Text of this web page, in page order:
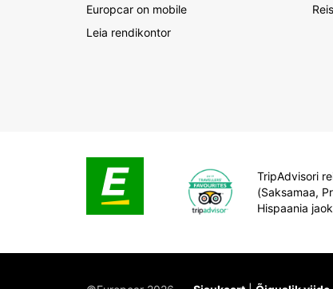
Europcar on mobile
Leia rendikontor
TripAdvisori
(Saksamaa,
Hispaania